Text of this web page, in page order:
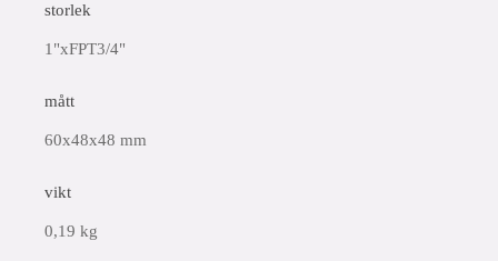
storlek
1"xFPT3/4"
mått
60x48x48 mm
vikt
0,19 kg